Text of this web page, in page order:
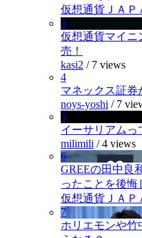
仮想通貨ＪＡＰ
3
仮想通貨マイニ
売！
kasi2 / 7 views
4
マネックス証券
noys-yoshi / 7
5
イーサリアムっ
milimili /4 views
6
GREEの田中良
ったことを後悔
仮想通貨ＪＡＰ
7
ホリエモンや竹